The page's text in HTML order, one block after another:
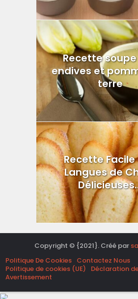
Recette
endives et
terre
Recette Facile
Langues de
Copyright © {2021}. Créé par
Politique De Cookies Contactez Nous
Politique de cookies (UE)
Déclaration
Avertissement